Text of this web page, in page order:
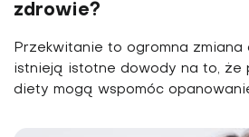
zdrowie?
Przekwitanie to ogromna zmiana
istnieją istotne dowody na to, że
diety mogą wspomóc opanowanie